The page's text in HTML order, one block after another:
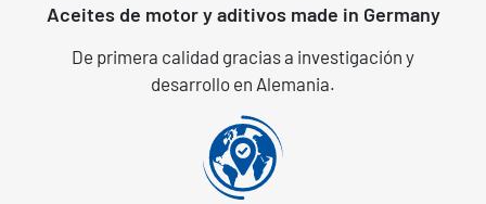
Aceites de motor y aditivos made in Germany
De primera calidad gracias a investigación y
desarrollo en Alemania.